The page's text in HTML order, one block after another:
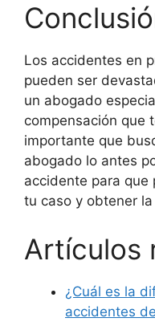
Los accidentes en
pueden ser
un abogado
compensación que
importante que
abogado lo antes
accidente para que
tu caso y obtener
Artículos
¿Cuál es la
accidentes